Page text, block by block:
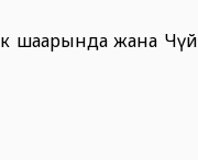
шаарында жана Чүй